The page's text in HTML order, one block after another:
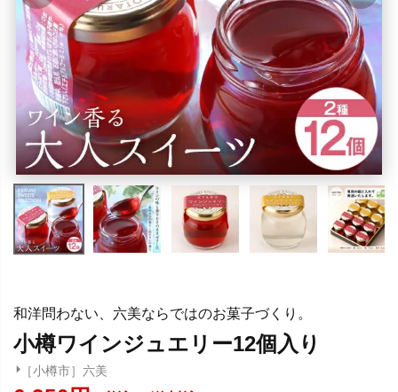
和洋問わない、六美ならではのお菓子づくり。
小樽ワインジュエリー12個入り
［小樽市］六美